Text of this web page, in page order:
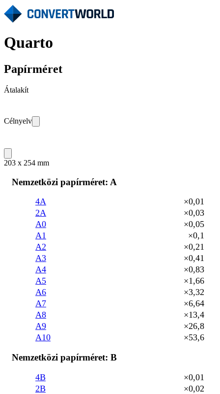
Quarto
Papírméret
Átalakít
Célnyelv
203 x 254 mm
Nemzetközi papírméret: A
4A
×0,01
2A
×0,03
A0
×0,05
A1
×0,1
A2
×0,21
A3
×0,41
A4
×0,83
A5
×1,66
A6
×3,32
A7
×6,64
A8
×13,4
A9
×26,8
A10
×53,6
Nemzetközi papírméret: B
4B
×0,01
2B
×0,02